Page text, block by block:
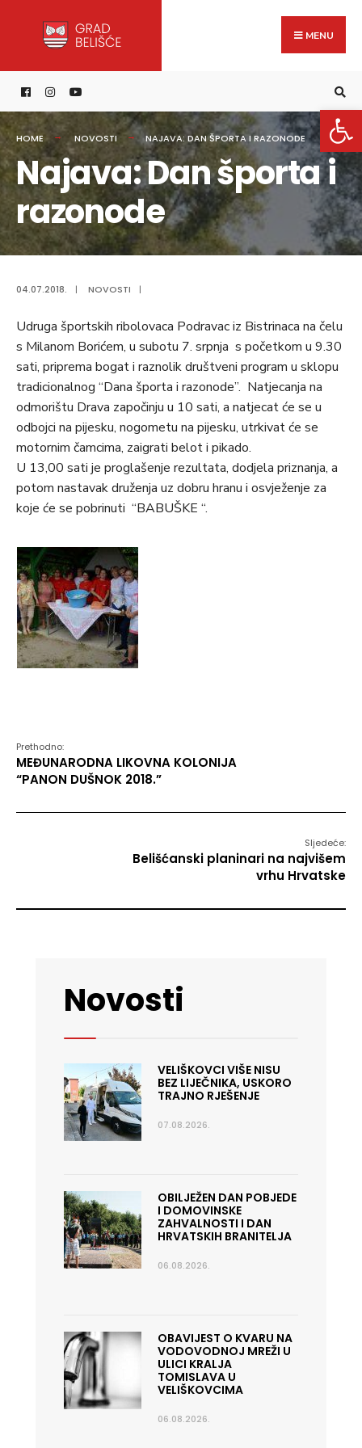
content
MENU
HOME NOVOSTI NAJAVA: DAN ŠPORTA I RAZONODE
Najava: Dan športa i
razonode
04.07.2018. | NOVOSTI |
Udruga športskih ribolovaca Podravac iz Bistrinaca na čelu
s Milanom Borićem, u subotu 7. srpnja s početkom u 9.30
sati, priprema bogat i raznolik društveni program u sklopu
tradicionalnog “Dana športa i razonode”. Natjecanja na
odmorištu Drava započinju u 10 sati, a natjecat će se u
odbojci na pijesku, nogometu na pijesku, utrkivat će se
motornim čamcima, zaigrati belot i pikado.
U 13,00 sati je proglašenje rezultata, dodjela priznanja, a
potom nastavak druženja uz dobru hranu i osvježenje za
koje će se pobrinuti “BABUŠKE “.
Prethodno:
MEĐUNARODNA LIKOVNA KOLONIJA
“PANON DUŠNOK 2018.”
Sljedeće:
Belišćanski planinari na najvišem
vrhu Hrvatske
Novosti
VELIŠKOVCI VIŠE NISU
BEZ LIJEČNIKA, USKORO
TRAJNO RJEŠENJE
07.08.2026.
OBILJEŽEN DAN POBJEDE
I DOMOVINSKE
ZAHVALNOSTI I DAN
HRVATSKIH BRANITELJA
06.08.2026.
OBAVIJEST O KVARU NA
VODOVODNOJ MREŽI U
ULICI KRALJA
TOMISLAVA U
VELIŠKOVCIMA
06.08.2026.
for: